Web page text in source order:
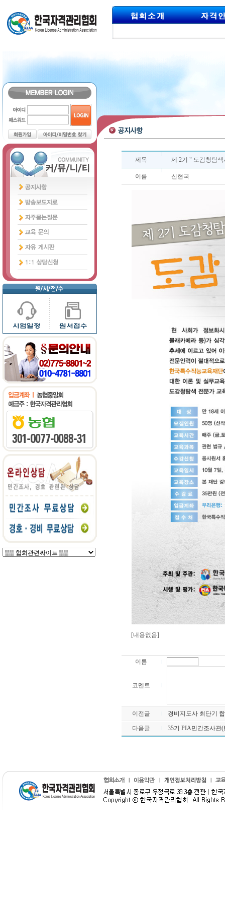
제목 제 2기 " 도감청탐
이름 신현국
[내용없음]
이름
코멘트
이전글 경비지도사 최단기
다음글 35기 PIA민간조사관